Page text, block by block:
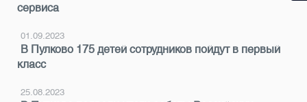
сервиса
01.09.2023
В Пулково 175 детей сотрудников пойдут в первый
класс
25.08.2023